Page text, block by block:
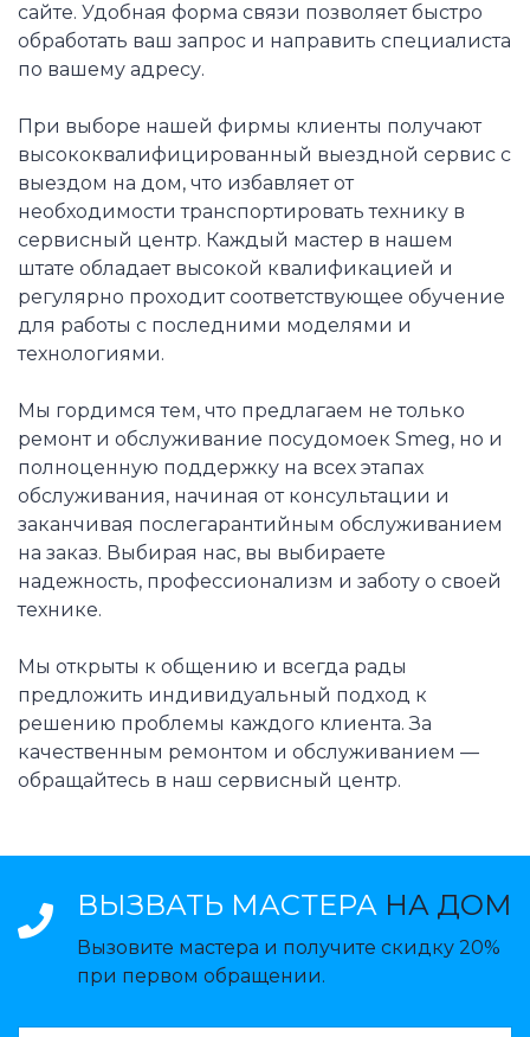
сайте. Удобная форма связи позволяет быстро
обработать ваш запрос и направить специалиста
по вашему адресу.
При выборе нашей фирмы клиенты получают
высококвалифицированный выездной сервис с
выездом на дом, что избавляет от
необходимости транспортировать технику в
сервисный центр. Каждый мастер в нашем
штате обладает высокой квалификацией и
регулярно проходит соответствующее обучение
для работы с последними моделями и
технологиями.
Мы гордимся тем, что предлагаем не только
ремонт и обслуживание посудомоек Smeg, но и
полноценную поддержку на всех этапах
обслуживания, начиная от консультации и
заканчивая послегарантийным обслуживанием
на заказ. Выбирая нас, вы выбираете
надежность, профессионализм и заботу о своей
технике.
Мы открыты к общению и всегда рады
предложить индивидуальный подход к
решению проблемы каждого клиента. За
качественным ремонтом и обслуживанием —
обращайтесь в наш сервисный центр.
ВЫЗВАТЬ МАСТЕРА НА ДОМ
Вызовите мастера и получите скидку 20%
при первом обращении.